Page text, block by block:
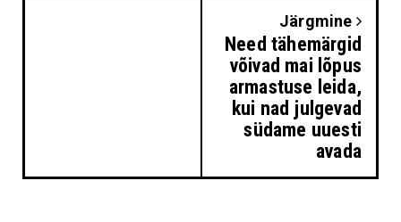
Järgmine
Need tähemärgid
võivad mai lõpus
armastuse leida,
kui nad julgevad
südame uuesti
avada